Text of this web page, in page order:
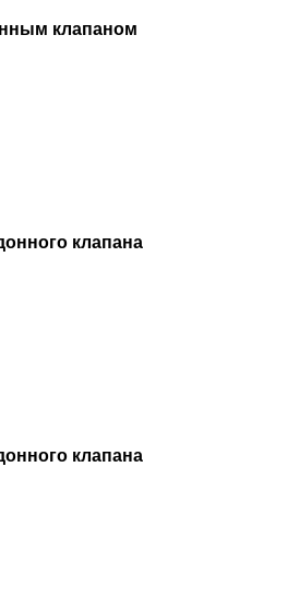
клапаном
клапана
клапана